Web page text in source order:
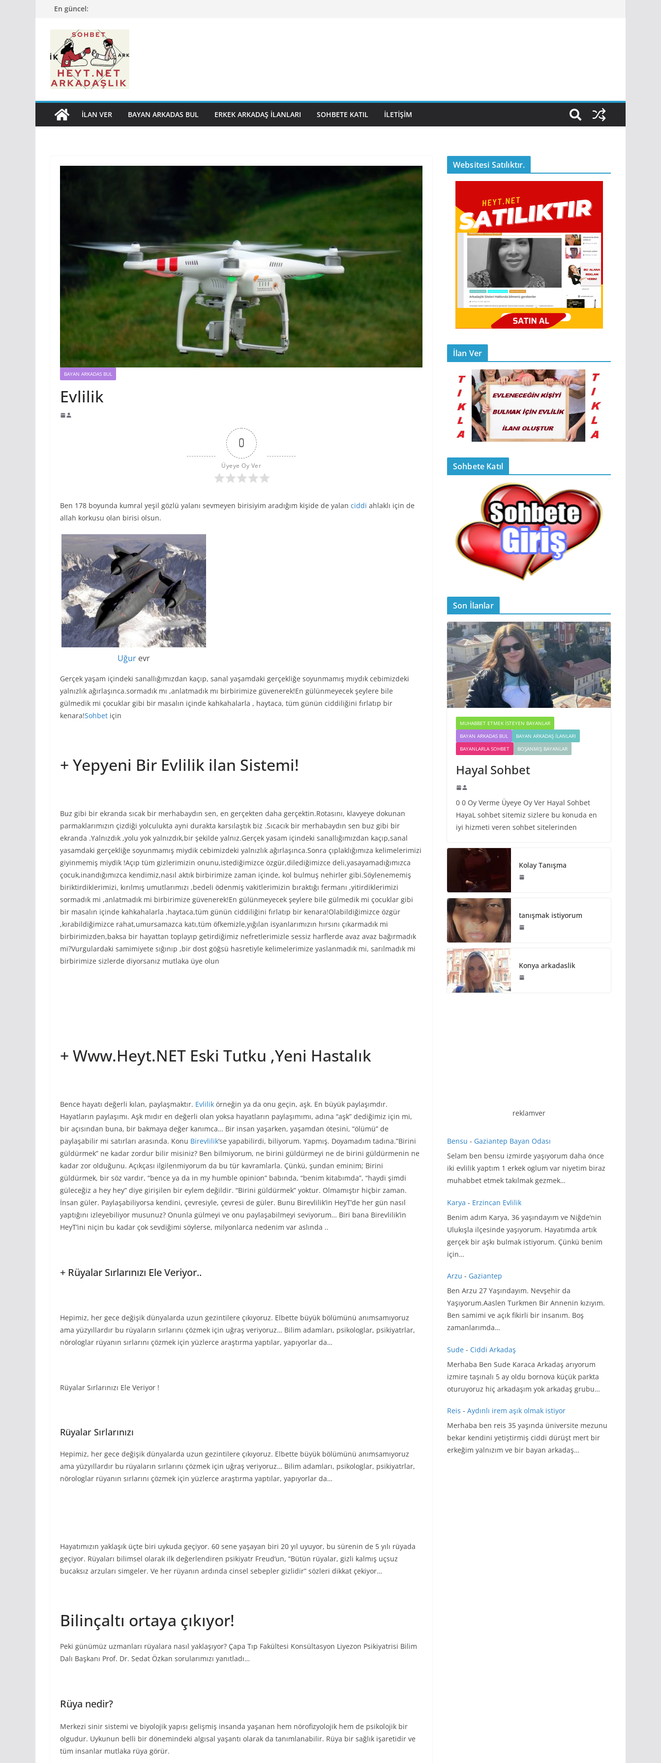
En güncel:
İLAN VER BAYAN ARKADAS BUL ERKEK ARKADAŞ İLANLARI SOHBETE KATIL İLETIŞIM
BAYAN ARKADAS BUL
Evlilik
0
Üyeye Oy Ver
Ben 178 boyunda kumral yeşil gözlü yalanı sevmeyen birisiyim aradığım kişide de yalan ciddi ahlaklı için de
allah korkusu olan birisi olsun.
Uğur evr
Gerçek yaşam içindeki sanallığımızdan kaçıp, sanal yaşamdaki gerçekliğe soyunmamış mıydık cebimizdeki
yalnızlık ağırlaşınca.sormadık mı ,anlatmadık mı birbirimize güvenerek!En gülünmeyecek şeylere bile
gülmedik mi çocuklar gibi bir masalın içinde kahkahalarla , haytaca, tüm günün ciddiliğini fırlatıp bir
kenara!Sohbet için
+ Yepyeni Bir Evlilik ilan Sistemi!
Buz gibi bir ekranda sıcak bir merhabaydın sen, en gerçekten daha gerçektin.Rotasını, klavyeye dokunan
parmaklarımızın çizdiği yolculukta ayni durakta karsılaştık biz .Sıcacık bir merhabaydın sen buz gibi bir
ekranda .Yalnızdık ,yolu yok yalnızdık,bir şekilde yalnız.Gerçek yasam içindeki sanallığımızdan kaçıp,sanal
yasamdaki gerçekliğe soyunmamış miydik cebimizdeki yalnızlık ağırlaşınca.Sonra çıplaklığımıza kelimelerimizi
giyinmemiş miydik !Açıp tüm gizlerimizin onunu,istediğimizce özgür,dilediğimizce deli,yasayamadığımızca
çocuk,inandığımızca kendimiz,nasıl aktık birbirimize zaman içinde, kol bulmuş nehirler gibi.Söylenememiş
biriktirdiklerimizi, kırılmış umutlarımızı ,bedeli ödenmiş vakitlerimizin bıraktığı fermanı ,yitirdiklerimizi
sormadık mi ,anlatmadık mi birbirimize güvenerek!En gülünmeyecek şeylere bile gülmedik mi çocuklar gibi
bir masalın içinde kahkahalarla ,haytaca,tüm günün ciddiliğini fırlatıp bir kenara!Olabildiğimizce özgür
,kırabildiğimizce rahat,umursamazca katı,tüm öfkemizle,yığılan isyanlarımızın hırsını çıkarmadık mi
birbirimizden,baksa bir hayattan toplayıp getirdiğimiz nefretlerimizle sessiz harflerde avaz avaz bağırmadık
mi?Vurgulardaki samimiyete sığınıp ,bir dost göğsü hasretiyle kelimelerimize yaslanmadık mi, sarılmadık mi
birbirimize sizlerde diyorsanız mutlaka üye olun
+ Www.Heyt.NET Eski Tutku ,Yeni Hastalık
Bence hayatı değerli kılan, paylaşmaktır. Evlilik örneğin ya da onu geçin, aşk. En büyük paylaşımdır.
Hayatların paylaşımı. Aşk mıdır en değerli olan yoksa hayatların paylaşımımı, adına “aşk” dediğimiz için mi,
bir açısından buna, bir bakmaya değer kanımca… Bir insan yaşarken, yaşamdan ötesini, “ölümü” de
paylaşabilir mi satırları arasında. Konu Birevlilik’se yapabilirdi, biliyorum. Yapmış. Doyamadım tadına.”Birini
güldürmek” ne kadar zordur bilir misiniz? Ben bilmiyorum, ne birini güldürmeyi ne de birini güldürmenin ne
kadar zor olduğunu. Açıkçası ilgilenmiyorum da bu tür kavramlarla. Çünkü, şundan eminim; Birini
güldürmek, bir söz vardır, “bence ya da in my humble opinion” babında, “benim kitabımda”, “haydi şimdi
güleceğiz a hey hey” diye girişilen bir eylem değildir. “Birini güldürmek” yoktur. Olmamıştır hiçbir zaman.
İnsan güler. Paylaşabiliyorsa kendini, çevresiyle, çevresi de güler. Bunu Birevlilik’in HeyT’de her gün nasıl
yaptığını izleyebiliyor musunuz? Onunla gülmeyi ve onu paylaşabilmeyi seviyorum… Biri bana Birevlilik’in
HeyT’ini niçin bu kadar çok sevdiğimi söylerse, milyonlarca nedenim var aslında ..
+ Rüyalar Sırlarınızı Ele Veriyor..
Hepimiz, her gece değişik dünyalarda uzun gezintilere çıkıyoruz. Elbette büyük bölümünü anımsamıyoruz
ama yüzyıllardır bu rüyaların sırlarını çözmek için uğraş veriyoruz… Bilim adamları, psikologlar, psikiyatrlar,
nörologlar rüyanın sırlarını çözmek için yüzlerce araştırma yaptılar, yapıyorlar da…
Rüyalar Sırlarınızı Ele Veriyor !
Rüyalar Sırlarınızı
Hepimiz, her gece değişik dünyalarda uzun gezintilere çıkıyoruz. Elbette büyük bölümünü anımsamıyoruz
ama yüzyıllardır bu rüyaların sırlarını çözmek için uğraş veriyoruz… Bilim adamları, psikologlar, psikiyatrlar,
nörologlar rüyanın sırlarını çözmek için yüzlerce araştırma yaptılar, yapıyorlar da…
Hayatımızın yaklaşık üçte biri uykuda geçiyor. 60 sene yaşayan biri 20 yıl uyuyor, bu sürenin de 5 yılı rüyada
geçiyor. Rüyaları bilimsel olarak ilk değerlendiren psikiyatr Freud’un, “Bütün rüyalar, gizli kalmış uçsuz
bucaksız arzuları simgeler. Ve her rüyanın ardında cinsel sebepler gizlidir” sözleri dikkat çekiyor…
Bilinçaltı ortaya çıkıyor!
Peki günümüz uzmanları rüyalara nasıl yaklaşıyor? Çapa Tıp Fakültesi Konsültasyon Liyezon Psikiyatrisi Bilim
Dalı Başkanı Prof. Dr. Sedat Özkan sorularımızı yanıtladı…
Rüya nedir?
Merkezi sinir sistemi ve biyolojik yapısı gelişmiş insanda yaşanan hem nörofizyolojik hem de psikolojik bir
olgudur. Uykunun belli bir dönemindeki algısal yaşantı olarak da tanımlanabilir. Rüya bir sağlık işaretidir ve
tüm insanlar mutlaka rüya görür.
Websitesi Satılıktır.
İlan Ver
Sohbete Katıl
Son İlanlar
MUHABBET ETMEK İSTEYEN BAYANLAR
BAYAN ARKADAS BUL
BAYAN ARKADAŞ İLANLARI
BAYANLARLA SOHBET
BOŞANMIŞ BAYANLAR
Hayal Sohbet
0 0 Oy Verme Üyeye Oy Ver Hayal Sohbet
HayaL sohbet sitemiz sizlere bu konuda en
iyi hizmeti veren sohbet sitelerinden
Kolay Tanışma
tanışmak istiyorum
Konya arkadaslik
reklamver
Bensu - Gaziantep Bayan Odası
Selam ben bensu izmirde yaşıyorum daha önce
iki evlilik yaptım 1 erkek oglum var niyetim biraz
muhabbet etmek takılmak gezmek…
Karya - Erzincan Evlilik
Benim adım Karya, 36 yaşındayım ve Niğde’nin
Ulukışla ilçesinde yaşıyorum. Hayatımda artık
gerçek bir aşkı bulmak istiyorum. Çünkü benim
için…
Arzu - Gaziantep
Ben Arzu 27 Yaşındayım. Nevşehir da
Yaşıyorum.Aaslen Turkmen Bir Annenin kızıyım.
Ben samimi ve açık fikirli bir insanım. Boş
zamanlarımda…
Sude - Ciddi Arkadaş
Merhaba Ben Sude Karaca Arkadaş arıyorum
izmire taşınalı 5 ay oldu bornova küçük parkta
oturuyoruz hiç arkadaşım yok arkadaş grubu…
Reis - Aydınlı irem aşık olmak istiyor
Merhaba ben reis 35 yaşında üniversite mezunu
bekar kendini yetiştirmiş ciddi dürüşt mert bir
erkeğim yalnızım ve bir bayan arkadaş…